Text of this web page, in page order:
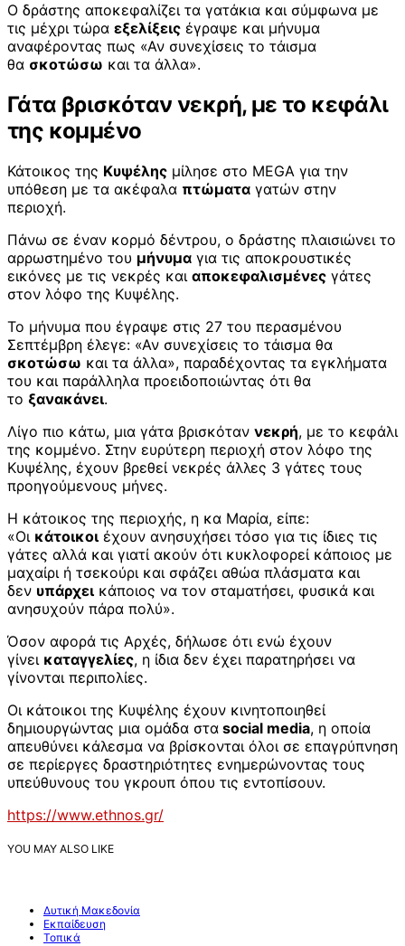
Ο δράστης αποκεφαλίζει τα γατάκια και σύμφωνα με
τις μέχρι τώρα εξελίξεις έγραψε και μήνυμα
αναφέροντας πως «Αν συνεχίσεις το τάισμα
θα σκοτώσω και τα άλλα».
Γάτα βρισκόταν νεκρή, με το κεφάλι
της κομμένο
Κάτοικος της Κυψέλης μίλησε στο MEGA για την
υπόθεση με τα ακέφαλα πτώματα γατών στην
περιοχή.
Πάνω σε έναν κορμό δέντρου, ο δράστης πλαισιώνει το
αρρωστημένο του μήνυμα για τις αποκρουστικές
εικόνες με τις νεκρές και αποκεφαλισμένες γάτες
στον λόφο της Κυψέλης.
Το μήνυμα που έγραψε στις 27 του περασμένου
Σεπτέμβρη έλεγε: «Αν συνεχίσεις το τάισμα θα
σκοτώσω και τα άλλα», παραδέχοντας τα εγκλήματα
του και παράλληλα προειδοποιώντας ότι θα
το ξανακάνει.
Λίγο πιο κάτω, μια γάτα βρισκόταν νεκρή, με το κεφάλι
της κομμένο. Στην ευρύτερη περιοχή στον λόφο της
Κυψέλης, έχουν βρεθεί νεκρές άλλες 3 γάτες τους
προηγούμενους μήνες.
Η κάτοικος της περιοχής, η κα Μαρία, είπε:
«Οι κάτοικοι έχουν ανησυχήσει τόσο για τις ίδιες τις
γάτες αλλά και γιατί ακούν ότι κυκλοφορεί κάποιος με
μαχαίρι ή τσεκούρι και σφάζει αθώα πλάσματα και
δεν υπάρχει κάποιος να τον σταματήσει, φυσικά και
ανησυχούν πάρα πολύ».
Όσον αφορά τις Αρχές, δήλωσε ότι ενώ έχουν
γίνει καταγγελίες, η ίδια δεν έχει παρατηρήσει να
γίνονται περιπολίες.
Οι κάτοικοι της Κυψέλης έχουν κινητοποιηθεί
δημιουργώντας μια ομάδα στα social media, η οποία
απευθύνει κάλεσμα να βρίσκονται όλοι σε επαγρύπνηση
σε περίεργες δραστηριότητες ενημερώνοντας τους
υπεύθυνους του γκρουπ όπου τις εντοπίσουν.
https://www.ethnos.gr/
YOU MAY ALSO LIKE
Δυτική Μακεδονία
Εκπαίδευση
Τοπικά